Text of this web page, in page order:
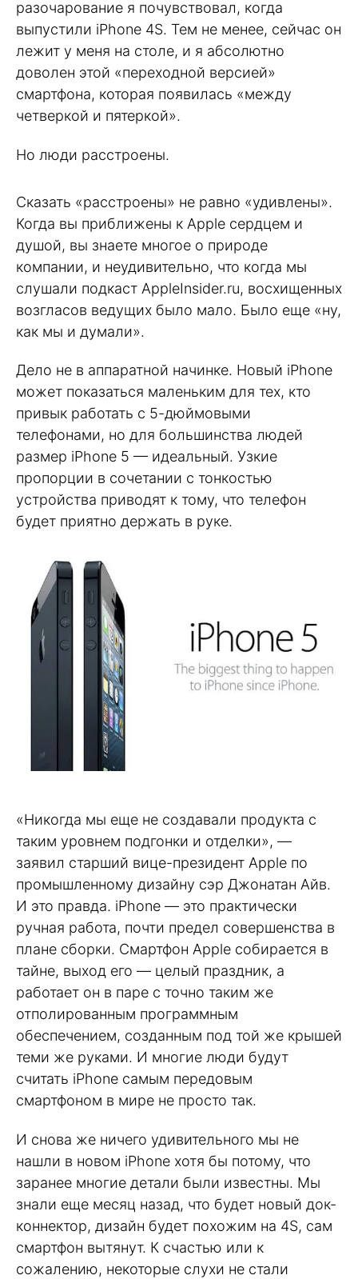
разочарование я почувствовал, когда
выпустили iPhone 4S. Тем не менее, сейчас он
лежит у меня на столе, и я абсолютно
доволен этой «переходной версией»
смартфона, которая появилась «между
четверкой и пятеркой».
Но люди расстроены.
Сказать «расстроены» не равно «удивлены».
Когда вы приближены к Apple сердцем и
душой, вы знаете многое о природе
компании, и неудивительно, что когда мы
слушали подкаст AppleInsider.ru, восхищенных
возгласов ведущих было мало. Было еще «ну,
как мы и думали».
Дело не в аппаратной начинке. Новый iPhone
может показаться маленьким для тех, кто
привык работать с 5-дюймовыми
телефонами, но для большинства людей
размер iPhone 5 — идеальный. Узкие
пропорции в сочетании с тонкостью
устройства приводят к тому, что телефон
будет приятно держать в руке.
«Никогда мы еще не создавали продукта с
таким уровнем подгонки и отделки», —
заявил старший вице-президент Apple по
промышленному дизайну сэр Джонатан Айв.
И это правда. iPhone — это практически
ручная работа, почти предел совершенства в
плане сборки. Смартфон Apple собирается в
тайне, выход его — целый праздник, а
работает он в паре с точно таким же
отполированным программным
обеспечением, созданным под той же крышей
теми же руками. И многие люди будут
считать iPhone самым передовым
смартфоном в мире не просто так.
И снова же ничего удивительного мы не
нашли в новом iPhone хотя бы потому, что
заранее многие детали были известны. Мы
знали еще месяц назад, что будет новый док-
коннектор, дизайн будет похожим на 4S, сам
смартфон вытянут. К счастью или к
сожалению, некоторые слухи не стали